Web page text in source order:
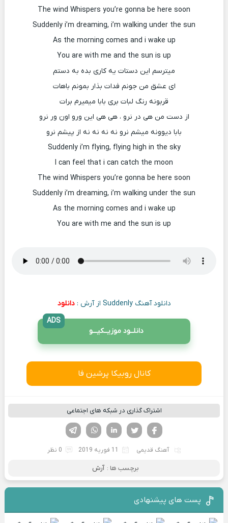
The wind Whispers you’re gonna be here soon
Suddenly i’m dreaming, i’m walking under the sun
As the morning comes and i wake up
You are with me and the sun is up
میترسم این دستات یه کاری بده به دستم
ای عشق من جونم فدات بذار بمونم باهات
قربونه رنگ لبات بری بابا میمیرم برات
از دست من هی در نرو ، هی هی این ورو اون ور نرو
بابا دیوونه میشم نرو نه نه نه نه از پیشم نرو
Suddenly i’m flying, flying high in the sky
I can feel that i can catch the moon
The wind Whispers you’re gonna be here soon
Suddenly i’m dreaming, i’m walking under the sun
As the morning comes and i wake up
You are with me and the sun is up
دانلود آهنگ Suddenly از آرش : دانلود
دانلــود موزیــکیـــو
ADS
کانال روبیکا پرشین فا
اشتراک گذاری در شبکه های اجتماعی
لینکدین تویتر
فیسوک
آهنگ قدیمی 11 فوریه 2019 0 نظر
برچسب ها : آرش
پست های پیشنهادی